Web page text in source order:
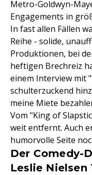
Metro-Goldwyn-
Engagements in
In fast allen Fällen
Reihe - solide,
Produktionen, bei
heftigen Brechreiz
einem Interview mit
schulterzuckend
meine Miete
Vom "King of
weit entfernt. Auch
humorvolle Seite
Der Comedy-
Leslie Nielsen